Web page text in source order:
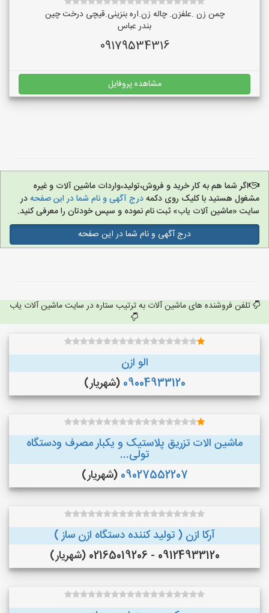
چمن زن .علفزن. چاله زن.اره بنزینی.قیچی درخت چین
بندر عباس
09179534316
مشاهده پروفایل
اگر شما هم به کار خرید و فروش،تولید،واردات ماشین آلات و غیره
مشغول هستید با کلیک روی دکمهدرج آگهی و نام شما در این صفحهدر
سایت «ماشین آلات یاب» ثبت نام نموده و سپس خودتان را معرفی کنید.
درج آگهی و نام شما در این صفحه
تلفن فروشنده های ماشین آلات به ترتیب ستاره در سایت ماشین آلات یاب
الو ازن
09004933120 (شهریار)
ماشین الات تزریق پلاستیک و یکبار مصرف ودستگاه
تولی...
09027552207 (شهریار)
آرکا ازن ( تولید کننده دستگاه ازن ساز )
09124933120 - 02165019206 (شهریار)